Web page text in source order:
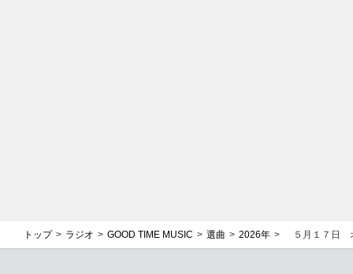
トップ ラジオ GOOD TIME MUSIC 選曲 2026年 ５月１７日